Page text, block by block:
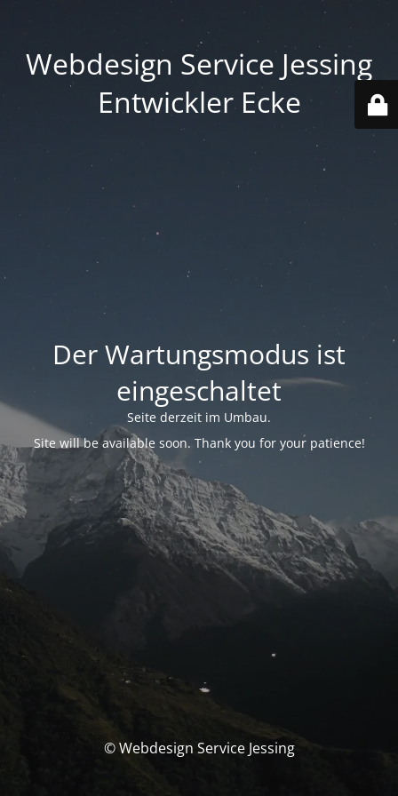
Webdesign Service Jessing
Entwickler Ecke
Der Wartungsmodus ist
eingeschaltet
Seite derzeit im Umbau.
Site will be available soon. Thank you for your patience!
© Webdesign Service Jessing